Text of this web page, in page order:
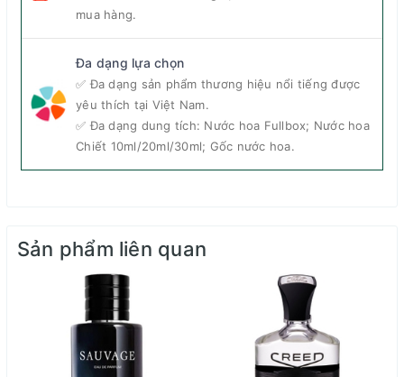
mua hàng.
Đa dạng lựa chọn
✅ Đa dạng sản phẩm thương hiệu nổi tiếng được
yêu thích tại Việt Nam.
✅ Đa dạng dung tích: Nước hoa Fullbox; Nước hoa
Chiết 10ml/20ml/30ml; Gốc nước hoa.
Sản phẩm liên quan